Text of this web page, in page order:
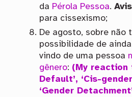
da Pérola Pessoa.
para cissexismo;
De agosto, sobre não
possibilidade de
vindo de uma pessoa
gênero: (My reaction
Default’, ‘Cis-
‘Gender